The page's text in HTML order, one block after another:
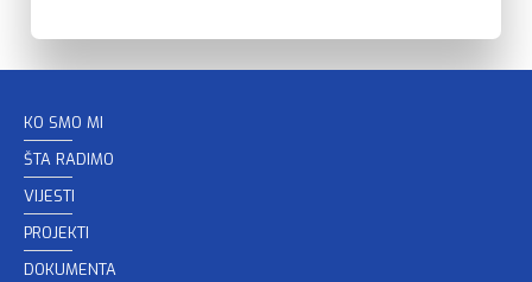
KO SMO MI
ŠTA RADIMO
VIJESTI
PROJEKTI
DOKUMENTA